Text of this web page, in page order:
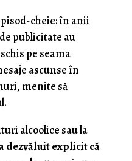
cheie: în anii
publicitate au
pe seama
ascunse în
menite să
alcoolice sau la
dezvăluit explicit că